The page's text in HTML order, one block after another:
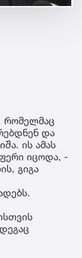
რომელმაც
და
ის ამას
იცოდა, -
გიგა